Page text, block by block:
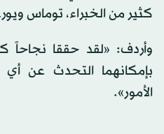
كثير من الخبراء، توماس
وأردف: «لقد حققا نجاحاً
بإمكانهما التحدث عن
الأمور».